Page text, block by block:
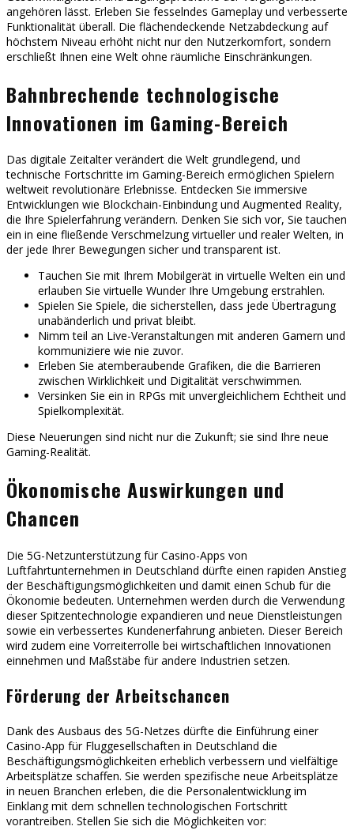
angehören lässt. Erleben Sie fesselndes Gameplay und verbesserte
Funktionalität überall. Die flächendeckende Netzabdeckung auf
höchstem Niveau erhöht nicht nur den Nutzerkomfort, sondern
erschließt Ihnen eine Welt ohne räumliche Einschränkungen.
Bahnbrechende technologische
Innovationen im Gaming-Bereich
Das digitale Zeitalter verändert die Welt grundlegend, und
technische Fortschritte im Gaming-Bereich ermöglichen Spielern
weltweit revolutionäre Erlebnisse. Entdecken Sie immersive
Entwicklungen wie Blockchain-Einbindung und Augmented Reality,
die Ihre Spielerfahrung verändern. Denken Sie sich vor, Sie tauchen
ein in eine fließende Verschmelzung virtueller und realer Welten, in
der jede Ihrer Bewegungen sicher und transparent ist.
Tauchen Sie mit Ihrem Mobilgerät in virtuelle Welten ein und
erlauben Sie virtuelle Wunder Ihre Umgebung erstrahlen.
Spielen Sie Spiele, die sicherstellen, dass jede Übertragung
unabänderlich und privat bleibt.
Nimm teil an Live-Veranstaltungen mit anderen Gamern und
kommuniziere wie nie zuvor.
Erleben Sie atemberaubende Grafiken, die die Barrieren
zwischen Wirklichkeit und Digitalität verschwimmen.
Versinken Sie ein in RPGs mit unvergleichlichem Echtheit und
Spielkomplexität.
Diese Neuerungen sind nicht nur die Zukunft; sie sind Ihre neue
Gaming-Realität.
Ökonomische Auswirkungen und
Chancen
Die 5G-Netzunterstützung für Casino-Apps von
Luftfahrtunternehmen in Deutschland dürfte einen rapiden Anstieg
der Beschäftigungsmöglichkeiten und damit einen Schub für die
Ökonomie bedeuten. Unternehmen werden durch die Verwendung
dieser Spitzentechnologie expandieren und neue Dienstleistungen
sowie ein verbessertes Kundenerfahrung anbieten. Dieser Bereich
wird zudem eine Vorreiterrolle bei wirtschaftlichen Innovationen
einnehmen und Maßstäbe für andere Industrien setzen.
Förderung der Arbeitschancen
Dank des Ausbaus des 5G-Netzes dürfte die Einführung einer
Casino-App für Fluggesellschaften in Deutschland die
Beschäftigungsmöglichkeiten erheblich verbessern und vielfältige
Arbeitsplätze schaffen. Sie werden spezifische neue Arbeitsplätze
in neuen Branchen erleben, die die Personalentwicklung im
Einklang mit dem schnellen technologischen Fortschritt
vorantreiben. Stellen Sie sich die Möglichkeiten vor: